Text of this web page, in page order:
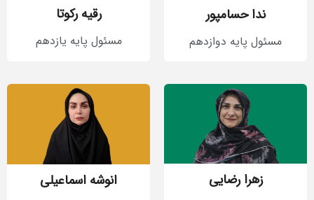
ندا حسامپور
مسئول پایه دوازدهم
رقیه رکوتا
مسئول پایه یازدهم
زهرا رضایی انوشه اسماعیلی